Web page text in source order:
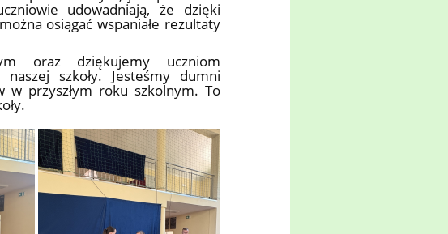
udowadniają, że dzięki
osiągać wspaniałe rezultaty
oraz dziękujemy uczniom
szkoły. Jesteśmy dumni
w przyszłym roku szkolnym. To